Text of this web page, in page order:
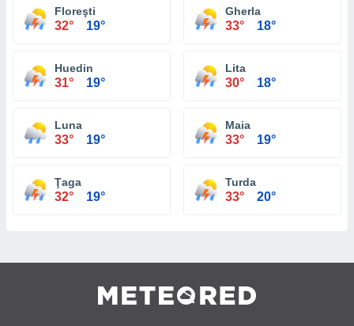
Floreşti
32° 19°
Gherla
33° 18°
Huedin
31° 19°
Lita
30° 18°
Luna
33° 19°
Maia
33° 19°
Ţaga
32° 19°
Turda
33° 20°